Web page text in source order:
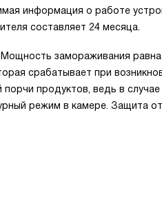
информация о работе
составляет 24 месяца.
замораживания равна
срабатывает при
продуктов, ведь в случае
режим в камере. Защита